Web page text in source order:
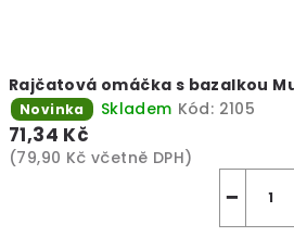
Rajčatová omáčka s bazalkou
Novinka Skladem Kód: 2105
71,34 Kč
(79,90 Kč včetně DPH)
−